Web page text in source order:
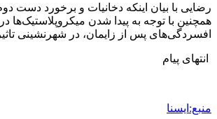
رضایی با بیان اینکه دخانیات و برخورد دست
همچنین با توجه به پیدا شدن
افسردگی‌های پس از زایمان، در شهرنشینی
انتهای پیام
منبع:ایسنا